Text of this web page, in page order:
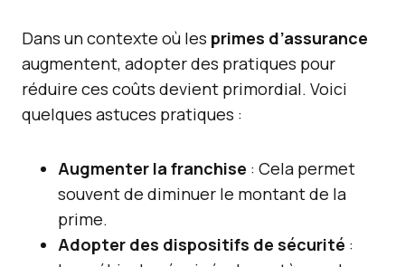
Dans un contexte où les primes d’assurance
augmentent, adopter des pratiques pour
réduire ces coûts devient primordial. Voici
quelques astuces pratiques :
Augmenter la franchise : Cela permet
souvent de diminuer le montant de la
prime.
Adopter des dispositifs de sécurité :